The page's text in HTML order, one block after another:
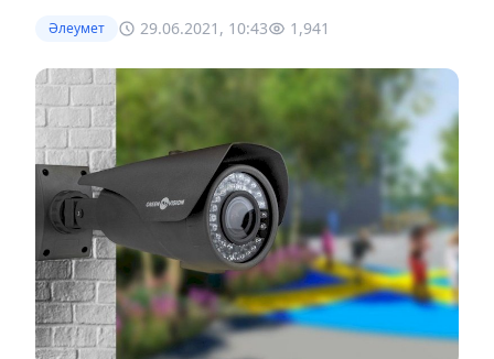
Әлеумет 29.06.2021, 10:43 1,941